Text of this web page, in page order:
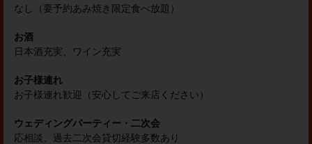
なし（要予約あみ焼き限定食べ放題）
お酒
日本酒充実、ワイン充実
お子様連れ
お子様連れ歓迎（安心してご来店ください）
ウェディングパーティー・二次会
応相談、過去二次会貸切経験多数あり